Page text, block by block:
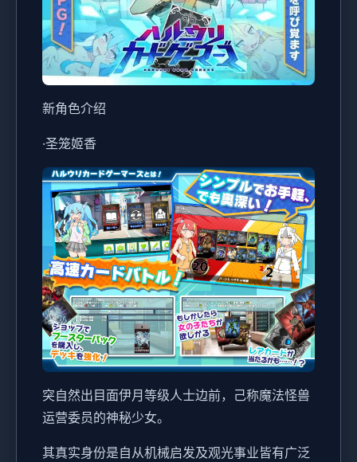
新角色介绍
·圣笼姬香
突自然出目面伊月等级人士边前，己称魔法怪兽
运营委员的神秘少女。
其真实身份是自从机械启发及观光事业皆有广泛